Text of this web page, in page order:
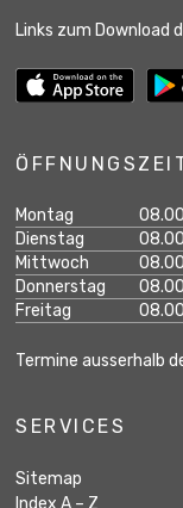
Links zum Download
Wochentag
Montag
Dienstag
Mittwoch
Donnerstag
Freitag
Termine ausserhalb
SERVICES
Sitemap